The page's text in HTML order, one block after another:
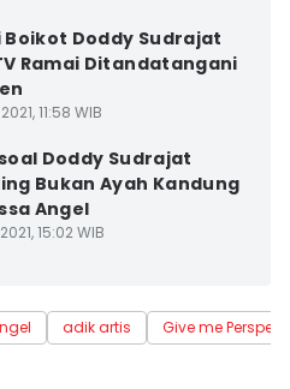
Boikot Doddy Sudrajat
Ramai Ditandatangani
11:58 WIB
Doddy Sudrajat
Bukan Ayah Kandung
Angel
15:02 WIB
adik artis
Give me